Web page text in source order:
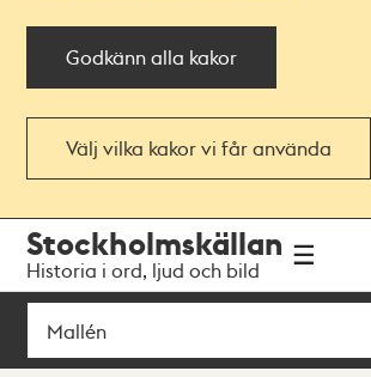
Godkänn alla kakor
Välj vilka kakor vi får använda
navigationen
huvudinnehållet
Stockholmskällan
Historia i ord, ljud och bild
Sök